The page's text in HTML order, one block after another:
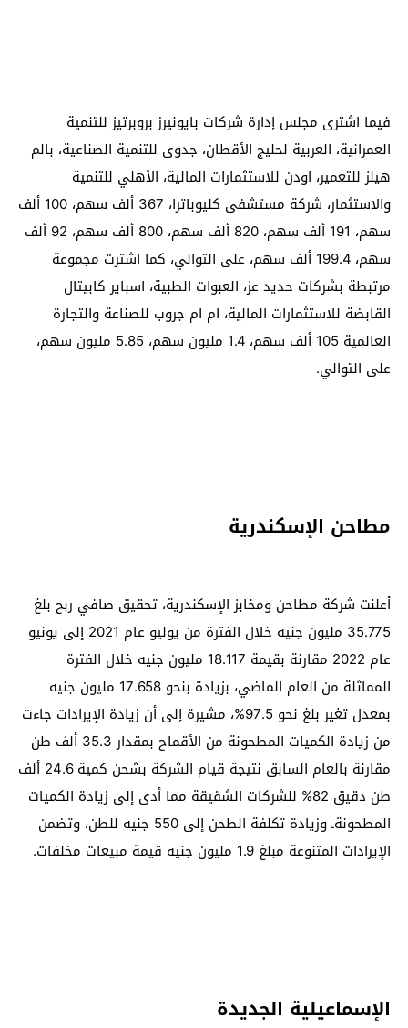
فيما اشترى مجلس إدارة شركات بايونيرز بروبرتيز للتنمية
العمرانية، العربية لحليج الأقطان، جدوى للتنمية الصناعية، بالم
هيلز للتعمير، اودن للاستثمارات المالية، الأهلي للتنمية
والاستثمار، شركة مستشفى كليوباترا، 367 ألف سهم، 100 ألف
سهم، 191 ألف سهم، 820 ألف سهم، 800 ألف سهم، 92 ألف
سهم، 199.4 ألف سهم، على التوالي، كما اشترت مجموعة
مرتبطة بشركات حديد عز، العبوات الطبية، اسباير كابيتال
القابضة للاستثمارات المالية، ام ام جروب للصناعة والتجارة
العالمية 105 ألف سهم، 1.4 مليون سهم، 5.85 مليون سهم،
على التوالي.
مطاحن الإسكندرية
أعلنت شركة مطاحن ومخابز الإسكندرية، تحقيق صافي ربح بلغ
35.775 مليون جنيه خلال الفترة من يوليو عام 2021 إلى يونيو
عام 2022 مقارنة بقيمة 18.117 مليون جنيه خلال الفترة
المماثلة من العام الماضي، بزيادة بنحو 17.658 مليون جنيه
بمعدل تغير بلغ نحو 97.5%، مشيرة إلى أن زيادة الإيرادات جاءت
من زيادة الكميات المطحونة من الأقماح بمقدار 35.3 ألف طن
مقارنة بالعام السابق نتيجة قيام الشركة بشحن كمية 24.6 ألف
طن دقيق 82% للشركات الشقيقة مما أدى إلى زيادة الكميات
المطحونةـ وزيادة تكلفة الطحن إلى 550 جنيه للطن، وتضمن
الإيرادات المتنوعة مبلغ 1.9 مليون جنيه قيمة مبيعات مخلفات.
الإسماعيلية الجديدة